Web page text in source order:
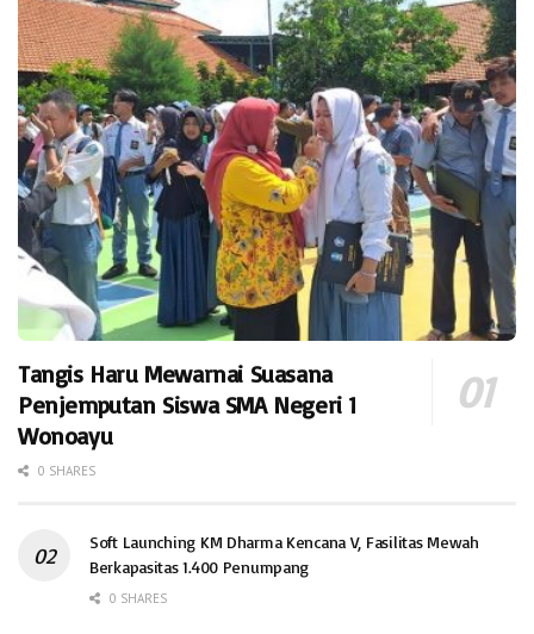
Tangis Haru Mewarnai Suasana
Penjemputan Siswa SMA Negeri 1
Wonoayu
0 SHARES
Soft Launching KM Dharma Kencana V, Fasilitas Mewah
Berkapasitas 1.400 Penumpang
0 SHARES